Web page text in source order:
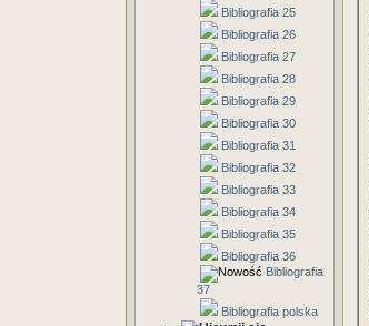
Bibliografia 25
Bibliografia 26
Bibliografia 27
Bibliografia 28
Bibliografia 29
Bibliografia 30
Bibliografia 31
Bibliografia 32
Bibliografia 33
Bibliografia 34
Bibliografia 35
Bibliografia 36
Bibliografia
37
Bibliografia polska